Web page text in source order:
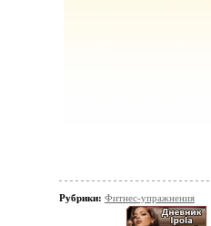
Рубрики: Фитнес-упражнения